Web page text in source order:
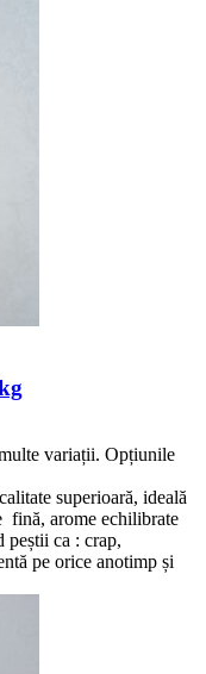
variații. Opțiunile
superioară, ideală
fină, arome echilibrate
peștii ca : crap,
pe orice anotimp și